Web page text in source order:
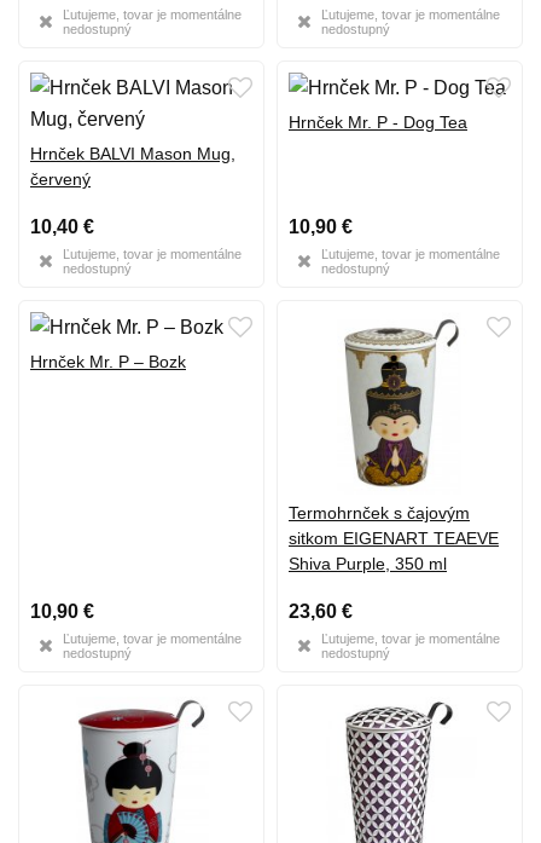
Ľutujeme, tovar je momentálne
nedostupný
Ľutujeme, tovar je momentálne
nedostupný
Hrnček BALVI Mason Mug,
červený
10,40 €
Ľutujeme, tovar je momentálne
nedostupný
Hrnček Mr. P - Dog Tea
10,90 €
Ľutujeme, tovar je momentálne
nedostupný
Hrnček Mr. P – Bozk
10,90 €
Ľutujeme, tovar je momentálne
nedostupný
Termohrnček s čajovým
sitkom EIGENART TEAEVE
Shiva Purple, 350 ml
23,60 €
Ľutujeme, tovar je momentálne
nedostupný